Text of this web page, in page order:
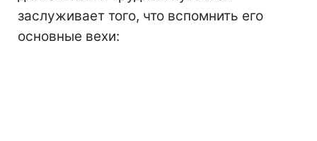
заслуживает того, что вспомнить его
основные вехи: